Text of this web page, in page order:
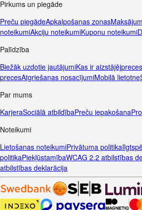
Pirkums un piegāde
Preču piegādeApkalpošanas zonas
noteikumiAkciju noteikumiKuponu noteikumi
Palīdzība
Biežāk uzdotie jautājumiKas ir
precesAtgriešanas nosacījumiMobilā lietotne
Par mums
KarjeraSociālā atbildībaPreču iepakošana
Noteikumi
Lietošanas noteikumiPrivātuma politika
politikaPiekļūstamībaWCAG 2.2 atbilstības
atbilstības deklarācija